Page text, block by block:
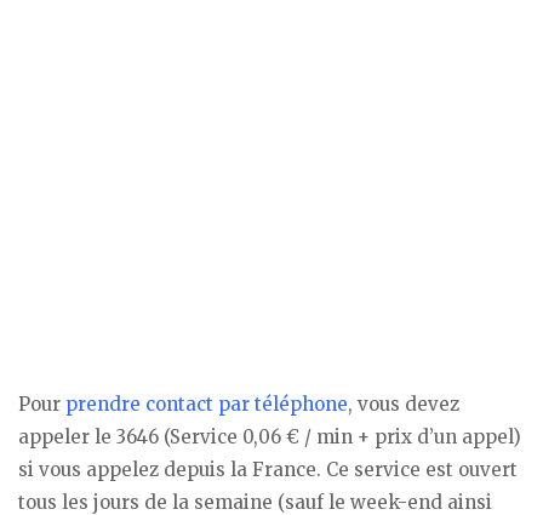
Pour prendre contact par téléphone, vous devez
appeler le 3646 (Service 0,06 € / min + prix d’un appel)
si vous appelez depuis la France. Ce service est ouvert
tous les jours de la semaine (sauf le week-end ainsi